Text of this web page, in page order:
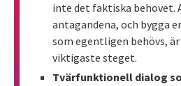
inte det faktiska behovet.
antagandena, och bygga
som egentligen behövs,
viktigaste steget.
Tvärfunktionell dialog